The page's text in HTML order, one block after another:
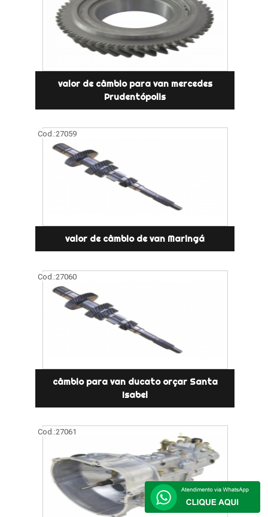
valor de câmbio para van mercedes
Prudentópolis
Cod.:27059
valor de câmbio de van Maringá
Cod.:27060
câmbio para van ducato orçar Santa
Isabel
Cod.:27061